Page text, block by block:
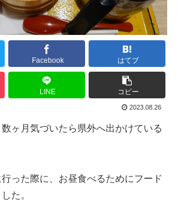
Facebook はてブ
LINE コピー
2023.08.26
ヶ月気づいたら県外へ出かけている
った際に、お昼食べるためにフード
た。